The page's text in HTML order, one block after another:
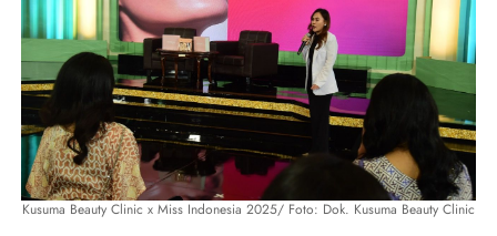
Kusuma Beauty Clinic x Miss Indonesia 2025/ Foto: Dok. Kusuma Beauty Clinic